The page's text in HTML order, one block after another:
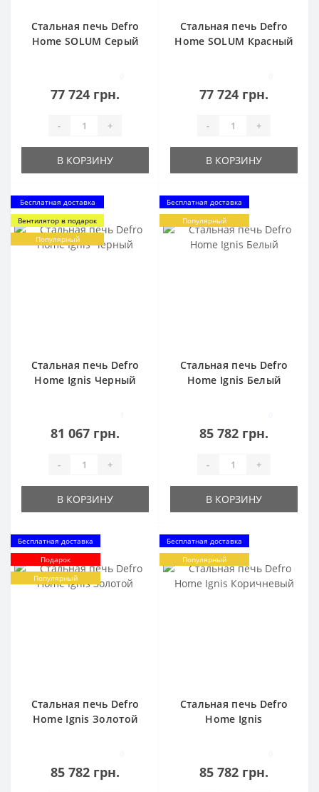
Стальная печь Defro
Home SOLUM Серый
77 724 грн.
- +
В КОРЗИНУ
Стальная печь Defro
Home SOLUM Красный
77 724 грн.
- +
В КОРЗИНУ
Бесплатная доставка
Вентилятор в подарок
Популярный
Стальная печь Defro
Home Ignis Черный
81 067 грн.
- +
В КОРЗИНУ
Бесплатная доставка
Популярный
Стальная печь Defro
Home Ignis Белый
85 782 грн.
- +
В КОРЗИНУ
Бесплатная доставка
Подарок
Популярный
Стальная печь Defro
Home Ignis Золотой
85 782 грн.
Бесплатная доставка
Популярный
Стальная печь Defro
Home Ignis
85 782 грн.